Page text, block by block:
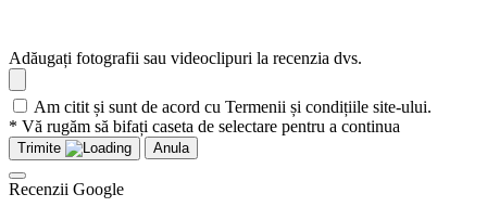
Adăugați fotografii sau videoclipuri la recenzia dvs.
Am citit și sunt de acord cu Termenii și condițiile site-ului.
* Vă rugăm să bifați caseta de selectare pentru a continua
Trimite Anula
Recenzii Google